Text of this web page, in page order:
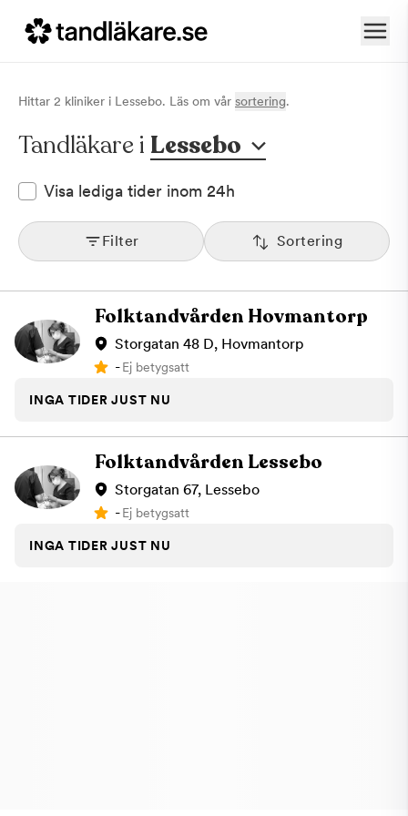
Hittar 2 kliniker i Lessebo. Läs om vår sortering.
Tandläkare i Lessebo
Visa lediga tider inom 24h
Filter Sortering
Folktandvården Hovmantorp
Storgatan 48 D, Hovmantorp
-Ej betygsatt
INGA TIDER JUST NU
Folktandvården Lessebo
Storgatan 67, Lessebo
-Ej betygsatt
INGA TIDER JUST NU